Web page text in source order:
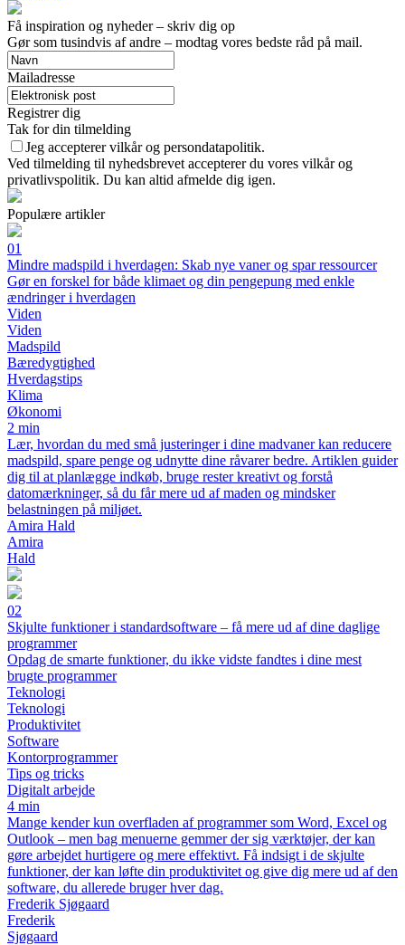
Få inspiration og nyheder – skriv dig op
Gør som tusindvis af andre – modtag vores bedste råd på mail.
Mailadresse
Registrer dig
Tak for din tilmelding
Jeg accepterer vilkår og persondatapolitik.
Ved tilmelding til nyhedsbrevet accepterer du vores vilkår og
privatlivspolitik. Du kan altid afmelde dig igen.
Populære artikler
01
Mindre madspild i hverdagen: Skab nye vaner og spar ressourcer
Gør en forskel for både klimaet og din pengepung med enkle
ændringer i hverdagen
Viden
Viden
Madspild
Bæredygtighed
Hverdagstips
Klima
Økonomi
2 min
Lær, hvordan du med små justeringer i dine madvaner kan reducere
madspild, spare penge og udnytte dine råvarer bedre. Artiklen guider
dig til at planlægge indkøb, bruge rester kreativt og forstå
datomærkninger, så du får mere ud af maden og mindsker
belastningen på miljøet.
Amira Hald
Amira
Hald
02
Skjulte funktioner i standardsoftware – få mere ud af dine daglige
programmer
Opdag de smarte funktioner, du ikke vidste fandtes i dine mest
brugte programmer
Teknologi
Teknologi
Produktivitet
Software
Kontorprogrammer
Tips og tricks
Digitalt arbejde
4 min
Mange kender kun overfladen af programmer som Word, Excel og
Outlook – men bag menuerne gemmer der sig værktøjer, der kan
gøre arbejdet hurtigere og mere effektivt. Få indsigt i de skjulte
funktioner, der kan løfte din produktivitet og give dig mere ud af den
software, du allerede bruger hver dag.
Frederik Sjøgaard
Frederik
Sjøgaard